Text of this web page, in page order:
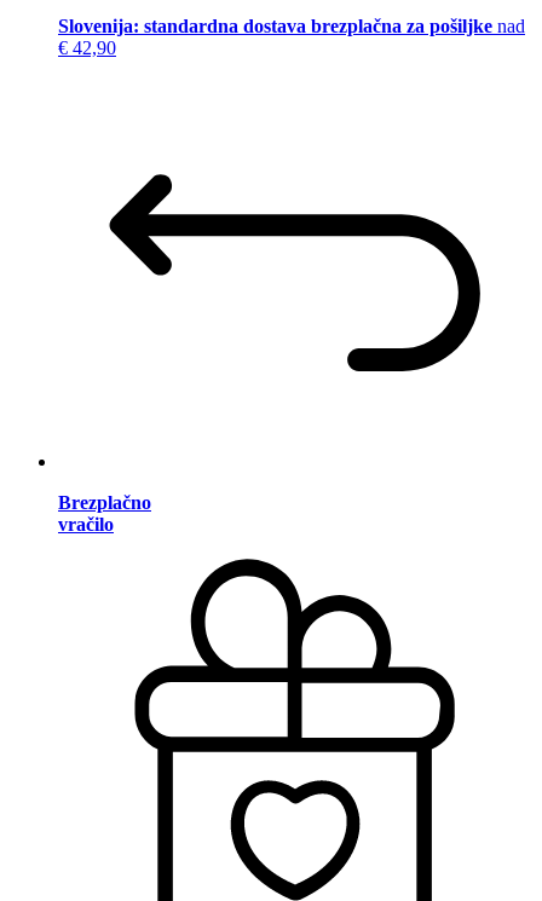
Slovenija: standardna dostava brezplačna za pošiljke nad
€ 42,90
Brezplačno
vračilo